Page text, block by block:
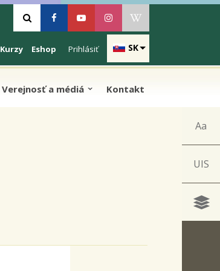
Vyhľadávanie
FacebookYoutubeInstagramWikipedia
SK
Prihlásiť
Kurzy Eshop
Verejnosť a médiá Kontakt
Aa
UIS